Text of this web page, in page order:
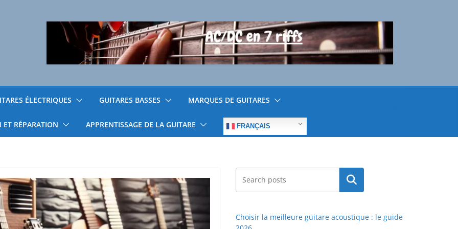
ÉLECTRIQUES GUITARES BASSES MARQUES DE GUITARES
ET RÉPARATION APPRENTISSAGE DE LA GUITARE FRANÇAIS
Rechercher
Choisir la meilleure guitare acoustique : le guide